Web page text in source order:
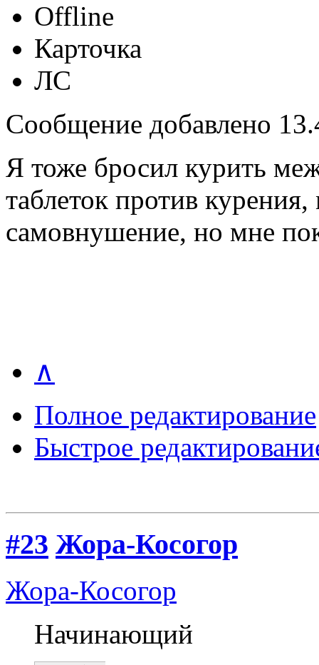
Offline
Карточка
ЛС
Сообщение добавлено
Я тоже бросил курить
таблеток против
самовнушение, но мне
∧
Полное редактирование
Быстрое
#23 Жора-Косогор
Жора-Косогор
Начинающий